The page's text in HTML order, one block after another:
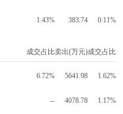
1.43% 383.74 0.11%
成交占比卖出(万元)成交占比
6.72% 5641.98 1.62%
-- 4078.78 1.17%